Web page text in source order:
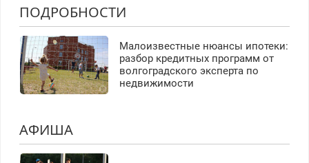
ПОДРОБНОСТИ
Малоизвестные нюансы ипотеки:
разбор кредитных программ от
волгоградского эксперта по
недвижимости
АФИША